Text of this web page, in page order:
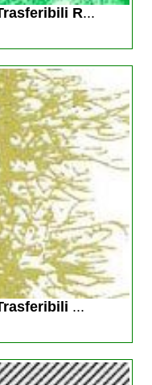
R...
...